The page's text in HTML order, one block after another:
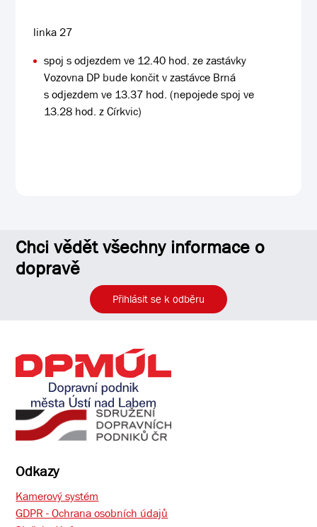
linka 27
spoj s odjezdem ve 12.40 hod. ze zastávky
Vozovna DP bude končit v zastávce Brná
s odjezdem ve 13.37 hod. (nepojede spoj ve
13.28 hod. z Církvic)
Chci vědět všechny informace o
dopravě
Přihlásit se k odběru
Odkazy
Kamerový systém
GDPR - Ochrana osobních údajů